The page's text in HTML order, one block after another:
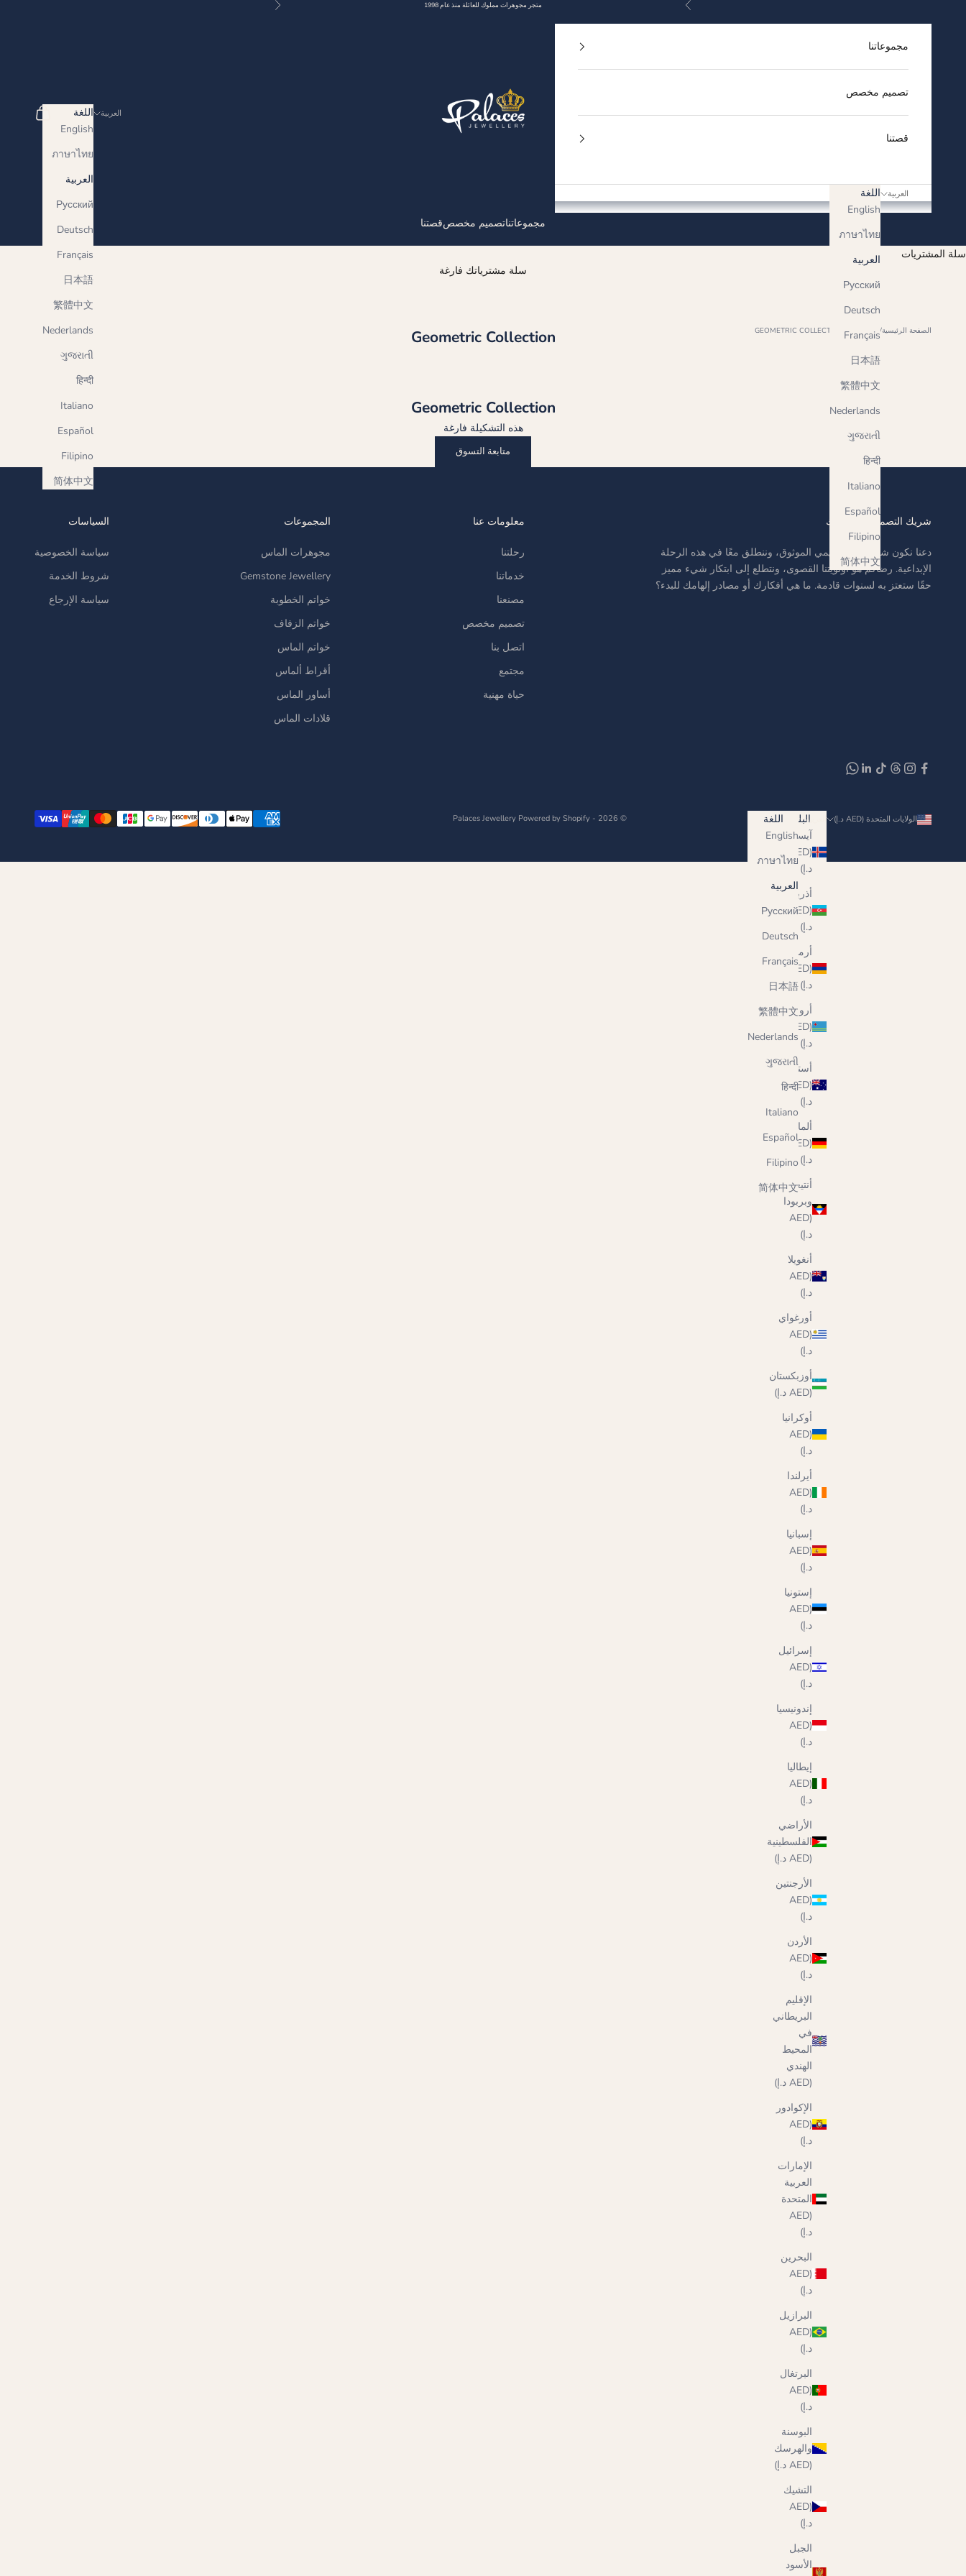
السابق متجر مجوهرات مملوك للعائلة منذ عام 1998 التالي
Palaces Jewellery
مجموعاتناتصميم مخصصقصتنا
العربية
اللغة
English
ภาษาไทย
العربية
Русский
Deutsch
Français
日本語
繁體中文
Nederlands
ગુજરાતી
हिन्दी
Italiano
Español
Filipino
简体中文
سلة
مجموعاتنا
تصميم مخصص
قصتنا
العربية
اللغة
English
ภาษาไทย
العربية
Русский
Deutsch
Français
日本語
繁體中文
Nederlands
ગુજરાતી
हिन्दी
Italiano
Español
Filipino
简体中文
سلة المشتريات
سلة مشترياتك فارغة
الصفحة الرئيسية GEOMETRIC COLLECTION
Geometric Collection
Geometric Collection
هذه التشكيلة فارغة
متابعة التسوق
شريك التصميم الخاص بك
دعنا نكون شريكك التصميمي الموثوق، وننطلق معًا في هذه الرحلة
الإبداعية. رضاكم هو أولويتنا القصوى، ونتطلع إلى ابتكار شيء مميز
حقًا ستعتز به لسنوات قادمة. ما هي أفكارك أو مصادر إلهامك للبدء؟
معلومات عنا
رحلتنا
خدماتنا
مصنعنا
تصميم مخصص
اتصل بنا
مجتمع
حياة مهنية
المجموعات
مجوهرات الماس
Gemstone Jewellery
خواتم الخطوبة
خواتم الزفاف
خواتم الماس
أقراط ألماس
أساور الماس
قلادات الماس
السياسات
سياسة الخصوصية
شروط الخدمة
سياسة الإرجاع
الولايات المتحدة (AED د.إ)
البلد
آيسلندا
(AED
د.إ)
أذربيجان
(AED
د.إ)
أرمينيا
(AED
د.إ)
أروبا
(AED
د.إ)
أستراليا
(AED
د.إ)
ألمانيا
(AED
د.إ)
أنتيغوا
وبربودا
(AED
د.إ)
أنغويلا
(AED
د.إ)
أورغواي
(AED
د.إ)
أوزبكستان
(AED د.إ)
أوكرانيا
(AED
د.إ)
أيرلندا
(AED
د.إ)
إسبانيا
(AED
د.إ)
إستونيا
(AED
د.إ)
إسرائيل
(AED
د.إ)
إندونيسيا
(AED
د.إ)
إيطاليا
(AED
د.إ)
الأراضي
الفلسطينية
(AED د.إ)
الأرجنتين
(AED
د.إ)
الأردن
(AED
د.إ)
الإقليم
البريطاني
في
المحيط
الهندي
(AED د.إ)
الإكوادور
(AED
د.إ)
الإمارات
العربية
المتحدة
(AED
د.إ)
البحرين
(AED
د.إ)
البرازيل
(AED
د.إ)
البرتغال
(AED
د.إ)
البوسنة
والهرسك
(AED د.إ)
التشيك
(AED
د.إ)
الجبل
الأسود
العربية
اللغة
English
ภาษาไทย
العربية
Русский
Deutsch
Français
日本語
繁體中文
Nederlands
ગુજરાતી
हिन्दी
Italiano
Español
Filipino
简体中文
© 2026 - Palaces Jewellery
Powered by Shopify